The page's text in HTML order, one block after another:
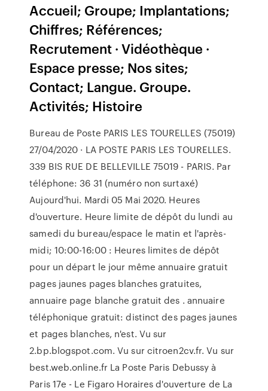
Accueil; Groupe; Implantations;
Chiffres; Références;
Recrutement · Vidéothèque ·
Espace presse; Nos sites;
Contact; Langue. Groupe.
Activités; Histoire
Bureau de Poste PARIS LES TOURELLES (75019)
27/04/2020 · LA POSTE PARIS LES TOURELLES.
339 BIS RUE DE BELLEVILLE 75019 - PARIS. Par
téléphone: 36 31 (numéro non surtaxé)
Aujourd'hui. Mardi 05 Mai 2020. Heures
d'ouverture. Heure limite de dépôt du lundi au
samedi du bureau/espace le matin et l'après-
midi; 10:00-16:00 : Heures limites de dépôt
pour un départ le jour même annuaire gratuit
pages jaunes pages blanches gratuites,
annuaire page blanche gratuit des . annuaire
téléphonique gratuit: distinct des pages jaunes
et pages blanches, n'est. Vu sur
2.bp.blogspot.com. Vu sur citroen2cv.fr. Vu sur
best.web.online.fr La Poste Paris Debussy à
Paris 17e - Le Figaro Horaires d'ouverture de La